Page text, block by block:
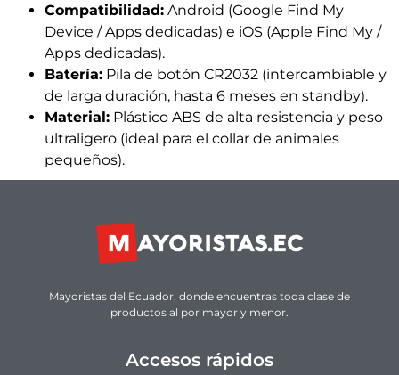
Compatibilidad: Android (Google Find My
Device / Apps dedicadas) e iOS (Apple Find My /
Apps dedicadas).
Batería: Pila de botón CR2032 (intercambiable y
de larga duración, hasta 6 meses en standby).
Material: Plástico ABS de alta resistencia y peso
ultraligero (ideal para el collar de animales
pequeños).
Mayoristas del Ecuador, donde encuentras toda clase de
productos al por mayor y menor.
Accesos rápidos